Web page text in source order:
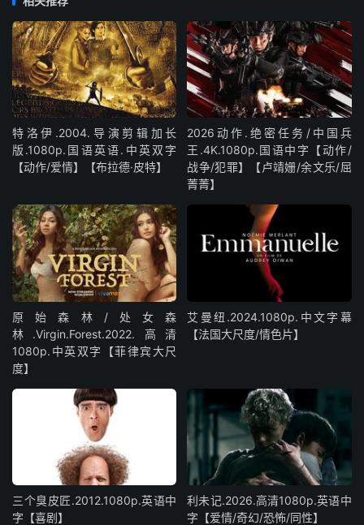
特洛伊.2004.导演剪辑加长
版.1080p.国语英语.中英双字
【动作/爱情】【布拉德·皮特】
2026动作.绝密任务/中国兵
王.4K.1080p.国语中字【动作/
战争/犯罪】【卢靖姗/余文乐/屈
菁菁】
原始森林/处女森
林.Virgin.Forest.2022.高清
1080p.中英双字【菲律宾大尺
度】
艾曼纽.2024.1080p.中文字幕
【法国大尺度/情色片】
三个臭皮匠.2012.1080p.英语中
字【喜剧】
利未记.2026.高清1080p.英语中
字【爱情/奇幻/恐怖/同性】